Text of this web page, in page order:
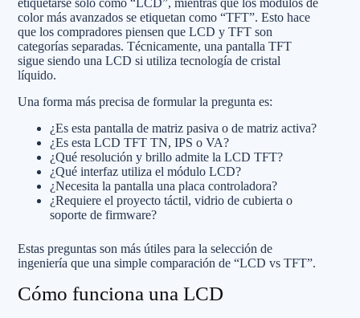
etiquetarse solo como “LCD”, mientras que los módulos de
color más avanzados se etiquetan como “TFT”. Esto hace
que los compradores piensen que LCD y TFT son
categorías separadas. Técnicamente, una pantalla TFT
sigue siendo una LCD si utiliza tecnología de cristal
líquido.
Una forma más precisa de formular la pregunta es:
¿Es esta pantalla de matriz pasiva o de matriz activa?
¿Es esta LCD TFT TN, IPS o VA?
¿Qué resolución y brillo admite la LCD TFT?
¿Qué interfaz utiliza el módulo LCD?
¿Necesita la pantalla una placa controladora?
¿Requiere el proyecto táctil, vidrio de cubierta o
soporte de firmware?
Estas preguntas son más útiles para la selección de
ingeniería que una simple comparación de “LCD vs TFT”.
Cómo funciona una LCD